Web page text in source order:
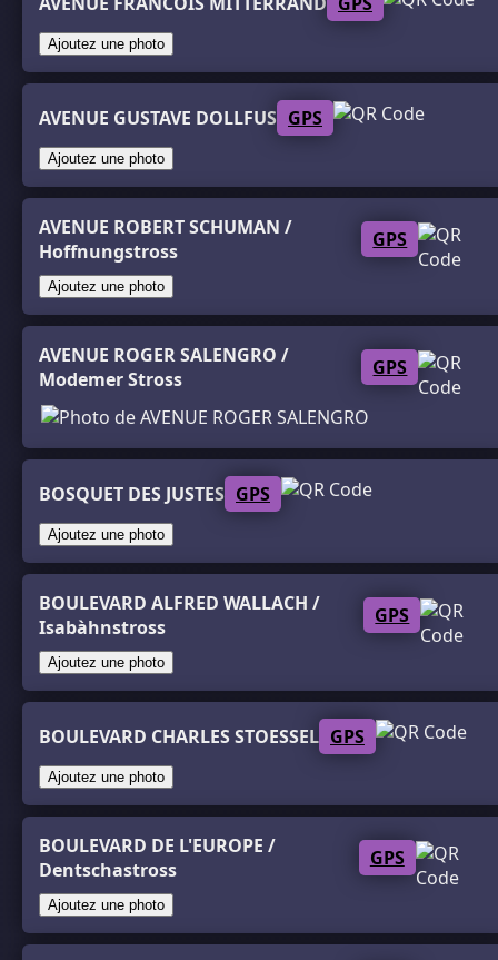
Ajoutez une photo
AVENUE GUSTAVE DOLLFUS GPS
Ajoutez une photo
AVENUE ROBERT SCHUMAN /
Hoffnungstross
GPS
Ajoutez une photo
AVENUE ROGER SALENGRO /
Modemer Stross
GPS
BOSQUET DES JUSTES GPS
Ajoutez une photo
BOULEVARD ALFRED WALLACH /
Isabàhnstross
GPS
Ajoutez une photo
BOULEVARD CHARLES STOESSEL GPS
Ajoutez une photo
BOULEVARD DE L'EUROPE /
Dentschastross
GPS
Ajoutez une photo